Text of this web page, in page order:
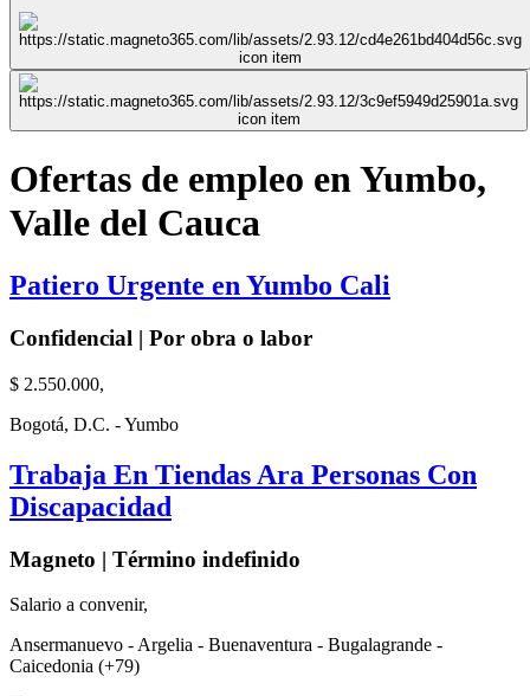
Ofertas de empleo en Yumbo,
Valle del Cauca
Patiero Urgente en Yumbo Cali
Confidencial | Por obra o labor
$ 2.550.000,
Bogotá, D.C. - Yumbo
Trabaja En Tiendas Ara Personas Con
Discapacidad
Magneto | Término indefinido
Salario a convenir,
Ansermanuevo - Argelia - Buenaventura - Bugalagrande -
Caicedonia (+79)